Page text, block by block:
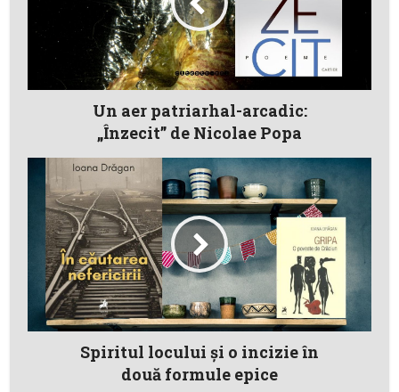
Un aer patriarhal-arcadic:
„Înzecit” de Nicolae Popa
Spiritul locului şi o incizie în
două formule epice